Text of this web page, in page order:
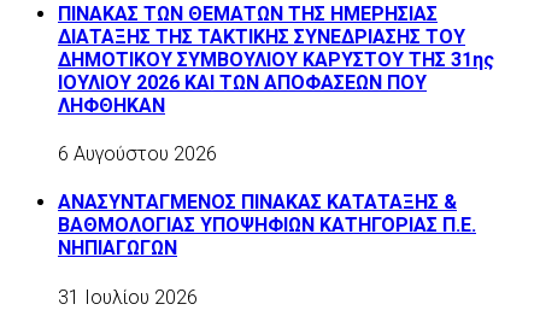
ΠΙΝΑΚΑΣ ΤΩΝ ΘΕΜΑΤΩΝ ΤΗΣ ΗΜΕΡΗΣΙΑΣ
ΔΙΑΤΑΞΗΣ ΤΗΣ ΤΑΚΤΙΚΗΣ ΣΥΝΕΔΡΙΑΣΗΣ ΤΟΥ
ΔΗΜΟΤΙΚΟΥ ΣΥΜΒΟΥΛΙΟΥ ΚΑΡΥΣΤΟΥ ΤΗΣ 31ης
ΙΟΥΛΙΟΥ 2026 ΚΑΙ ΤΩΝ ΑΠΟΦΑΣΕΩΝ ΠΟΥ
ΛΗΦΘΗΚΑΝ
6 Αυγούστου 2026
ΑΝΑΣΥΝΤΑΓΜΕΝΟΣ ΠΙΝΑΚΑΣ ΚΑΤΑΤΑΞΗΣ &
ΒΑΘΜΟΛΟΓΙΑΣ ΥΠΟΨΗΦΙΩΝ ΚΑΤΗΓΟΡΙΑΣ Π.Ε.
ΝΗΠΙΑΓΩΓΩΝ
31 Ιουλίου 2026